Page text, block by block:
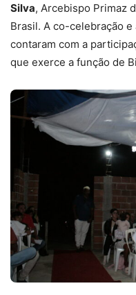
Silva, Arcebispo Primaz
Brasil. A co-celebração
contaram com a
que exerce a função de